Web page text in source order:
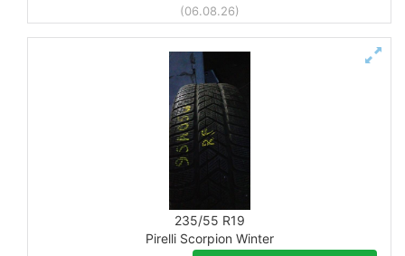
(06.08.26)
235/55 R19
Pirelli Scorpion Winter